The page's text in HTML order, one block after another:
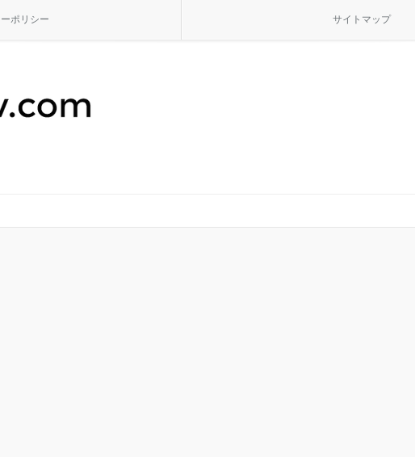
ポリシー サイトマップ